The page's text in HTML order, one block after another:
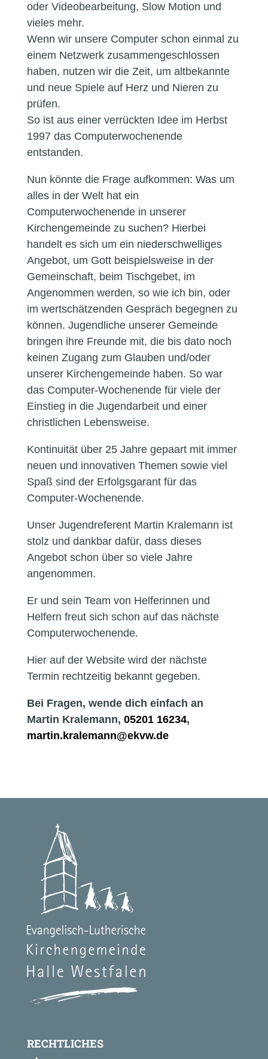
oder Videobearbeitung, Slow Motion und
vieles mehr.
Wenn wir unsere Computer schon einmal zu
einem Netzwerk zusammengeschlossen
haben, nutzen wir die Zeit, um altbekannte
und neue Spiele auf Herz und Nieren zu
prüfen.
So ist aus einer verrückten Idee im Herbst
1997 das Computerwochenende
entstanden.
Nun könnte die Frage aufkommen: Was um
alles in der Welt hat ein
Computerwochenende in unserer
Kirchengemeinde zu suchen? Hierbei
handelt es sich um ein niederschwelliges
Angebot, um Gott beispielsweise in der
Gemeinschaft, beim Tischgebet, im
Angenommen werden, so wie ich bin, oder
im wertschätzenden Gespräch begegnen zu
können. Jugendliche unserer Gemeinde
bringen ihre Freunde mit, die bis dato noch
keinen Zugang zum Glauben und/oder
unserer Kirchengemeinde haben. So war
das Computer-Wochenende für viele der
Einstieg in die Jugendarbeit und einer
christlichen Lebensweise.
Kontinuität über 25 Jahre gepaart mit immer
neuen und innovativen Themen sowie viel
Spaß sind der Erfolgsgarant für das
Computer-Wochenende.
Unser Jugendreferent Martin Kralemann ist
stolz und dankbar dafür, dass dieses
Angebot schon über so viele Jahre
angenommen.
Er und sein Team von Helferinnen und
Helfern freut sich schon auf das nächste
Computerwochenende.
Hier auf der Website wird der nächste
Termin rechtzeitig bekannt gegeben.
Bei Fragen, wende dich einfach an
Martin Kralemann, 05201 16234,
ed.wvke@nnamelark.nitram
RECHTLICHES